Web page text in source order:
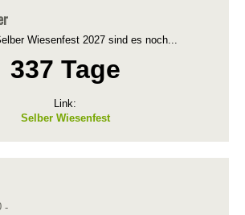
Wiesenfest 2027 sind es noch...
337 Tage
Link:
Selber Wiesenfest
-